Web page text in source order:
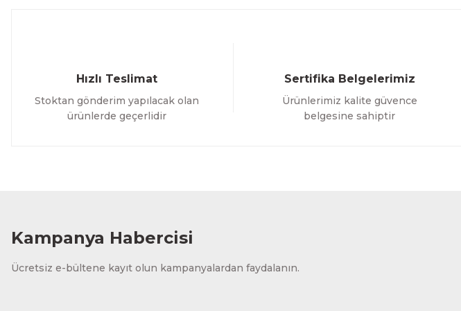
Hızlı Teslimat
Stoktan gönderim yapılacak olan
ürünlerde geçerlidir
Sertifika Belgelerimiz
Ürünlerimiz kalite güvence
belgesine sahiptir
Kampanya Habercisi
Ücretsiz e-bültene kayıt olun kampanyalardan faydalanın.